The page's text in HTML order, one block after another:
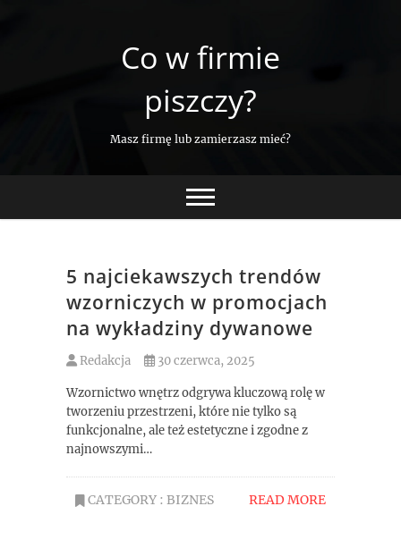
Co w firmie
piszczy?
Masz firmę lub zamierzasz mieć?
5 najciekawszych trendów
wzorniczych w promocjach
na wykładziny dywanowe
Redakcja 30 czerwca, 2025
Wzornictwo wnętrz odgrywa kluczową rolę w
tworzeniu przestrzeni, które nie tylko są
funkcjonalne, ale też estetyczne i zgodne z
najnowszymi…
CATEGORY : BIZNES READ MORE